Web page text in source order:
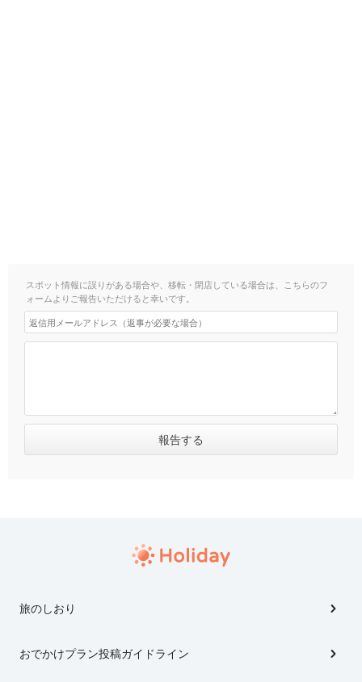
スポット情報に誤りがある場合や、移転・閉店している場合は、こちらのフ
ォームよりご報告いただけると幸いです。
旅のしおり
おでかけプラン投稿ガイドライン